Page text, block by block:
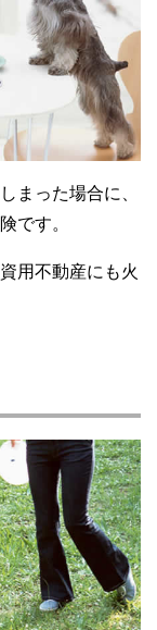
まった場合に、
です。
用不動産にも火